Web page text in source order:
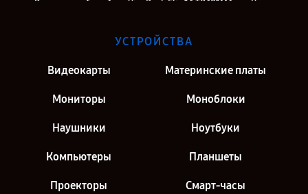
Ремонт ноутбука Asus VivoBook Flip 14 TP401MA в г. Казань
УСТРОЙСТВА
Видеокарты Материнские платы
Мониторы Моноблоки
Наушники Ноутбуки
Компьютеры Планшеты
Проекторы Смарт-часы